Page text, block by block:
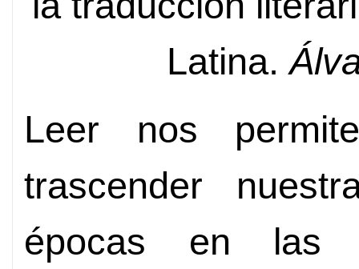
Latina.
Leer nos
trascender
épocas en las